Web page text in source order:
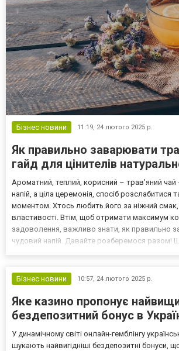
Бізнес новини 11:19, 24 лютого 2025 р.
Як правильно заварювати
гайд для цінителів
Ароматний, теплий, корисний – трав'яний чай
напій, а ціла церемонія, спосіб розслабитися
моментом. Хтось любить його за ніжний
властивості. Втім, щоб отримати максимум
задоволення, важливо знати, як правильно
чудовий напій. Давайте розберемося разом!
Бізнес новини
10:57, 24 лютого 2025 р.
Яке казино пропонує
бездепозитний бонус в
У динамічному світі онлайн-гемблінгу
шукають найвигідніші бездепозитні бонуси,